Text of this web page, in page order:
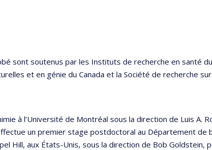
sont soutenus par les Instituts de recherche en santé du
et en génie du Canada et la Société de recherche
à l’Université de Montréal sous la direction de Luis A.
un premier stage postdoctoral au Département de
Hill, aux États-Unis, sous la direction de Bob Goldstein,